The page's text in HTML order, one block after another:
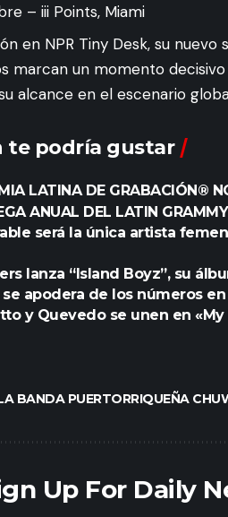
– iii Points, Miami
en NPR Tiny Desk, su nuevo
marcan un momento
alcance en el escenario
te podría gustar
LATINA DE GRABACIÓN®
ANUAL DEL LATIN
será la única artista
lanza “Island Boyz”, su
se apodera de los números
y Quevedo se unen en
BANDA PUERTORRIQUEÑA
Up For Daily